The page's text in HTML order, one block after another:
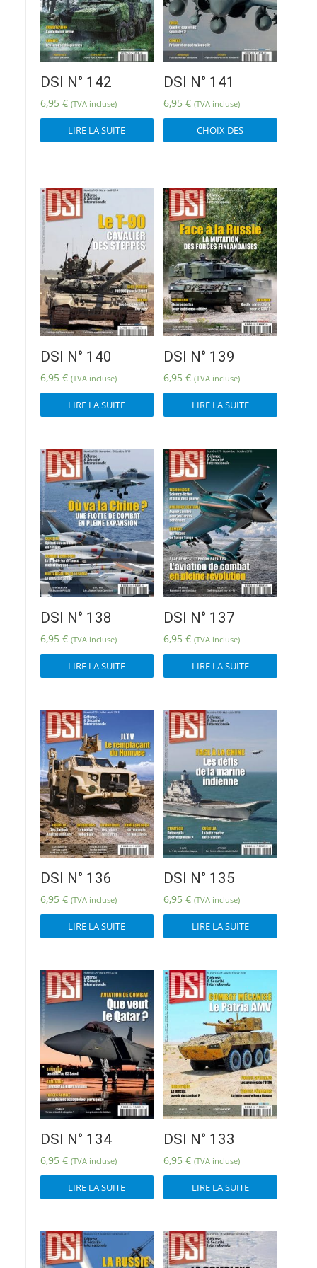
DSI N° 142
6,95 € (TVA incluse)
LIRE LA SUITE
DSI N° 141
6,95 € (TVA incluse)
CHOIX DES
Ce
Les
options
peuvent
être
choisies
sur
la
page
du
DSI N° 140
6,95 € (TVA incluse)
LIRE LA SUITE
DSI N° 139
6,95 € (TVA incluse)
LIRE LA SUITE
DSI N° 138
6,95 € (TVA incluse)
LIRE LA SUITE
DSI N° 137
6,95 € (TVA incluse)
LIRE LA SUITE
DSI N° 136
6,95 € (TVA incluse)
LIRE LA SUITE
DSI N° 135
6,95 € (TVA incluse)
LIRE LA SUITE
DSI N° 134
6,95 € (TVA incluse)
LIRE LA SUITE
DSI N° 133
6,95 € (TVA incluse)
LIRE LA SUITE